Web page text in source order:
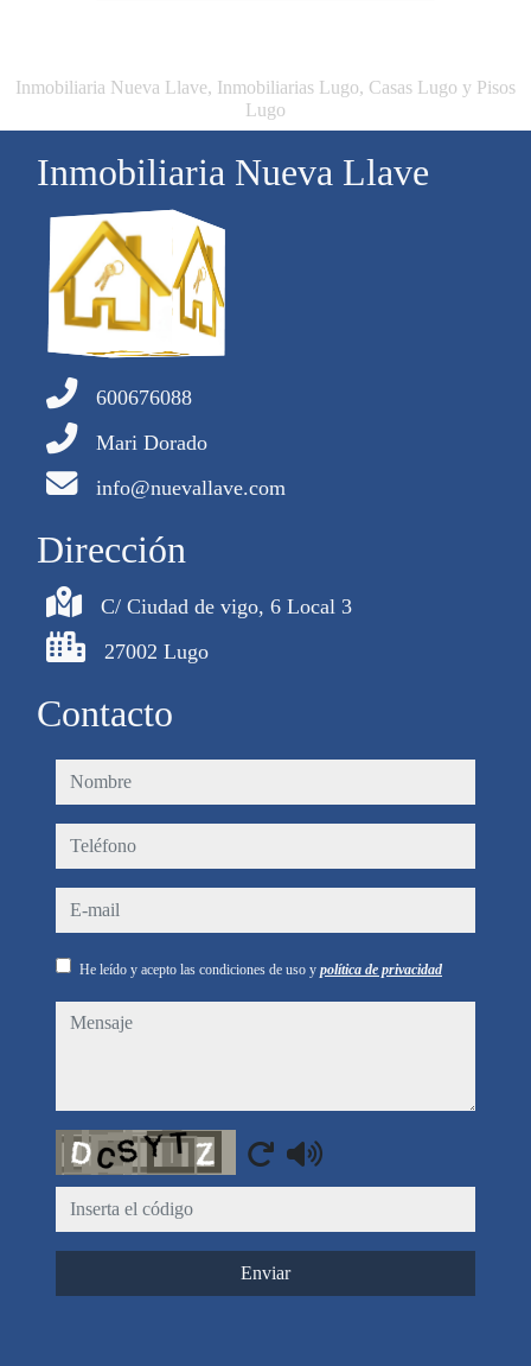
Inmobiliaria Nueva Llave, Inmobiliarias Lugo, Casas Lugo y Pisos
Lugo
Inmobiliaria Nueva Llave
600676088
Mari Dorado
info@nuevallave.com
Dirección
C/ Ciudad de vigo, 6 Local 3
27002 Lugo
Contacto
nombre
teléfono
e-mail
He leído y acepto las condiciones de uso y política de privacidad
mensaje
Captcha
Enviar